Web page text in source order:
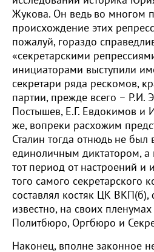
Жукова. Он ведь во многом
происхождение этих
пожалуй, гораздо
«секретарскими
инициаторами выступили
секретари ряда рескомов,
партии, прежде всего – Р.И.
Постышев, Е.Г. Евдокимов и
же, вопреки расхожим
Сталин тогда отнюдь не был
единоличным диктатором, а
тот период от настроений и
того самого секретарского
составлял костяк ЦК
известно, на своих
Политбюро, Оргбюро и
Наконец, вполне законное